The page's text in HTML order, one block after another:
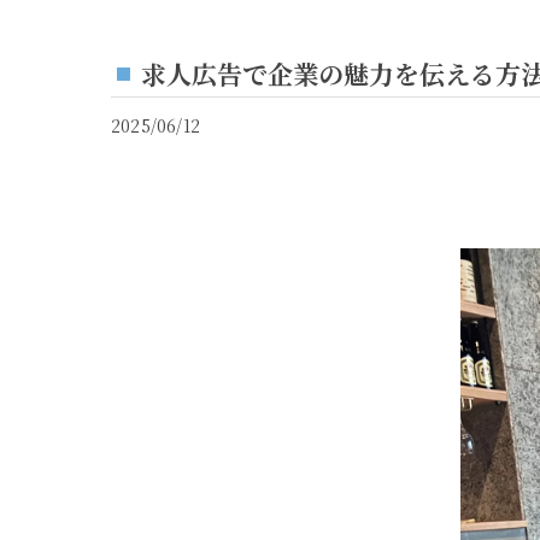
求人広告で企業の魅力を伝える方
2025/06/12